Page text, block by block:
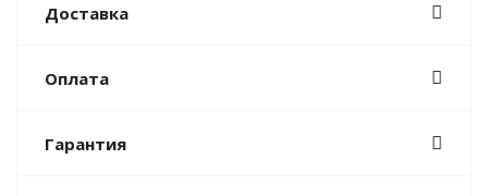
Доставка
Оплата
Гарантия